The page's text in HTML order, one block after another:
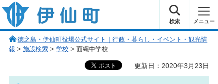
伊仙町 健康・長寿と子宝の町
検索 メニュー
徳之島・伊仙町役場公式サイト｜行政・暮らし・イベント・観光情
報 > 施設検索> 学校 > 面縄中学校
更新日：2020年3月23日